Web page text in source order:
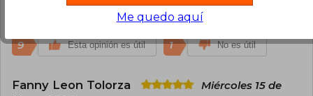
regalo para un lector amante de esta saga
9 Esta opinión es útil 1 No es útil
Fanny Leon Tolorza
Miércoles 15 de
Me quedo aquí